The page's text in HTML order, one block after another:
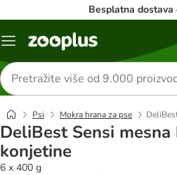
Besplatna dostava
Izbornik
Traži
proizvode
Psi Mokra hrana za pse
DeliBest Sensi mesna
konjetine
6 x 400 g